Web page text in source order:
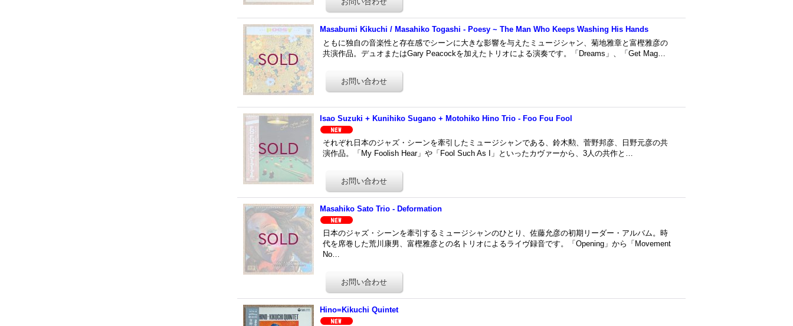
Masabumi Kikuchi / Masahiko Togashi - Poesy ~ The Man Who Keeps Washing His Hands
ともに独自の音楽性と存在感でシーンに大きな影響を与えたミュージシャン、菊地雅章と富樫雅彦の
共演作品。デュオまたはGary Peacockを加えたトリオによる演奏です。「Dreams」、「Get Mag…
Isao Suzuki + Kunihiko Sugano + Motohiko Hino Trio - Foo Fou Fool
それぞれ日本のジャズ・シーンを牽引したミュージシャンである、鈴木勲、菅野邦彦、日野元彦の共
演作品。「My Foolish Hear」や「Fool Such As I」といったカヴァーから、3人の共作と…
Masahiko Sato Trio - Deformation
日本のジャズ・シーンを牽引するミュージシャンのひとり、佐藤允彦の初期リーダー・アルバム。時
代を席巻した荒川康男、富樫雅彦との名トリオによるライヴ録音です。「Opening」から「Movement
No…
Hino=Kikuchi Quintet